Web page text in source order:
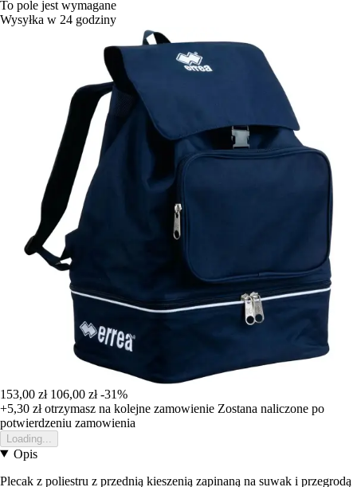
To pole jest wymagane
Wysyłka w 24 godziny
153,00 zł 106,00 zł -31%
+5,30 złotrzymasz na kolejne zamowienie Zostana naliczone po
potwierdzeniu zamowienia
Loading...
Opis
Plecak z poliestru z przednią kieszenią zapinaną na suwak i przegrodą